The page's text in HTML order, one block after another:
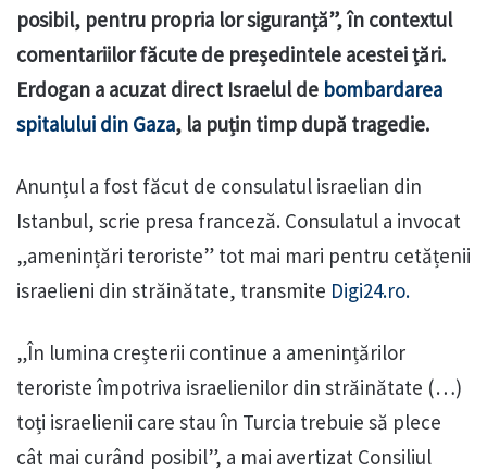
posibil, pentru propria lor siguranță”, în contextul
comentariilor făcute de președintele acestei țări.
Erdogan a acuzat direct Israelul de bombardarea
spitalului din Gaza, la puțin timp după tragedie.
Anunțul a fost făcut de consulatul israelian din
Istanbul, scrie presa franceză. Consulatul a invocat
„amenințări teroriste” tot mai mari pentru cetățenii
israelieni din străinătate, transmite Digi24.ro.
„În lumina creșterii continue a amenințărilor
teroriste împotriva israelienilor din străinătate (…)
toți israelienii care stau în Turcia trebuie să plece
cât mai curând posibil”, a mai avertizat Consiliul